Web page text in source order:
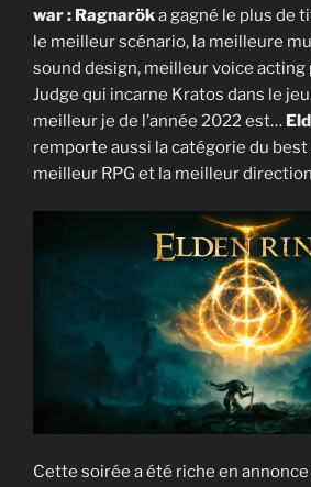
war : Ragnaröka gagné le plus de
le meilleur scénario, la meilleure
sound design, meilleur voice
Judge qui incarne Kratos dans le
meilleur je de l’année 2022 est…
remporte aussi la catégorie du
meilleur RPG et la meilleur
Cette soirée a été riche en annonce